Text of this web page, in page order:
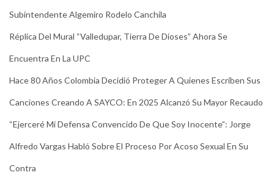
Subintendente Algemiro Rodelo Canchila
Réplica Del Mural “Valledupar, Tierra De Dioses” Ahora Se
Encuentra En La UPC
Hace 80 Años Colombia Decidió Proteger A Quienes Escriben Sus
Canciones Creando A SAYCO: En 2025 Alcanzó Su Mayor Recaudo
“Ejerceré Mi Defensa Convencido De Que Soy Inocente”: Jorge
Alfredo Vargas Habló Sobre El Proceso Por Acoso Sexual En Su
Contra